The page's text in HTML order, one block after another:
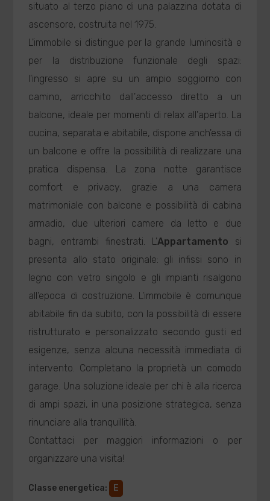
situato al terzo piano di una palazzina dotata di
ascensore, costruita nel 1975.
L'immobile si distingue per la grande luminosità e
per la distribuzione funzionale degli spazi:
l'ingresso si apre su un ampio soggiorno con
camino, arricchito dall'accesso diretto a un
balcone, ideale per momenti di relax all'aperto. La
cucina, separata e abitabile, dispone anch'essa di
un balcone e offre la possibilità di realizzare una
pratica dispensa. La zona notte garantisce
comfort e privacy, grazie a una camera
matrimoniale con balcone e possibilità di cabina
armadio, due ulteriori camere da letto e due
bagni, entrambi finestrati. L'Appartamento si
presenta allo stato originale: gli infissi sono in
legno con vetro singolo e gli impianti risalgono
all'epoca di costruzione. L'immobile è comunque
abitabile fin da subito, con la possibilità di essere
ristrutturato e personalizzato secondo gusti ed
esigenze, senza alcuna necessità immediata di
intervento. Completano la proprietà un comodo
garage. Una soluzione ideale per chi è alla ricerca
di ampi spazi, in una posizione strategica, senza
rinunciare alla tranquillità.
Contattaci per maggiori informazioni o per
organizzare una visita!
Classe energetica: E